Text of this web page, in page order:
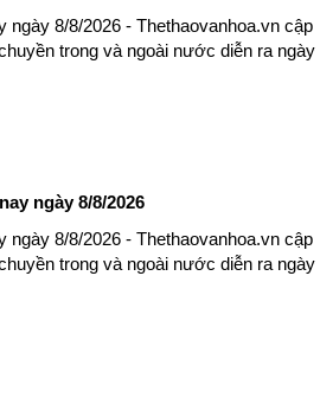
ngày 8/8/2026 - Thethaovanhoa.vn cập
trong và ngoài nước diễn ra ngày
ngày 8/8/2026
ngày 8/8/2026 - Thethaovanhoa.vn cập
trong và ngoài nước diễn ra ngày